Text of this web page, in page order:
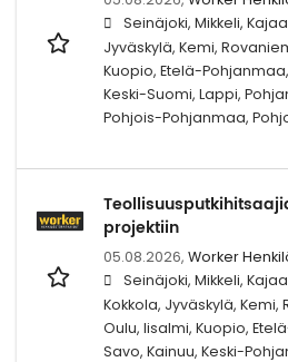
Seinäjoki, Mikkeli,
Jyväskylä, Kemi,
Kuopio, Etelä-
Keski-Suomi, Lappi,
Pohjois-Pohjanmaa,
projektiin
05.08.2026, Worker
Seinäjoki, Mikkeli,
Kokkola, Jyväskylä,
Oulu, Iisalmi, Kuopio,
Savo, Kainuu, Keski-